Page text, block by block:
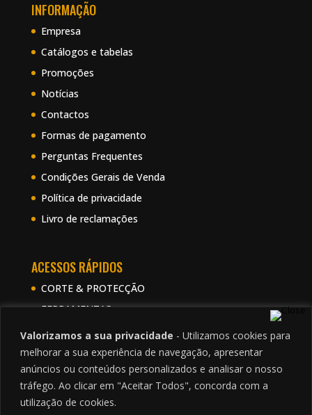
Valorizamos a sua privacidade - Utilizamos cookies para
melhorar a sua experiência de navegação, apresentar
anúncios ou conteúdos personalizados e analisar o nosso
tráfego. Ao clicar em "Aceitar Todos", concorda com a
utilização de cookies.
INFORMAÇÃO
Empresa
Catálogos e tabelas
Promoções
Notícias
Contactos
Formas de pagamento
Perguntas Frequentes
Condições Gerais de Venda
Política de privacidade
Livro de reclamações
ACESSOS RÁPIDOS
CORTE & PROTECÇÃO
FERRAMENTAS
FIOS & CABOS
ILUMINAÇÃO
MATERIAL DE INSTALAÇÃO
MOBILIDADE ELETRICA